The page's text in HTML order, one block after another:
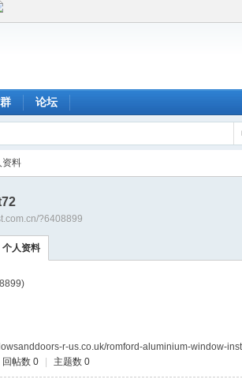
论坛
资料
?6408899
个人资料
r-us.co.uk/romford-aluminium-window-
回帖数 0 主题数 0